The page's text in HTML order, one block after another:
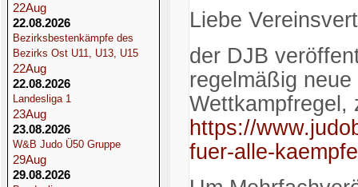
22Aug
22.08.2026
Bezirksbestenkämpfe des
Bezirks Ost U11, U13, U15
22Aug
22.08.2026
Landesliga 1
23Aug
23.08.2026
W&B Judo Ü50 Gruppe
29Aug
29.08.2026
Liebe
der DJB
regelmäßig
Wettkampfregel,
https://
fuer-alle-